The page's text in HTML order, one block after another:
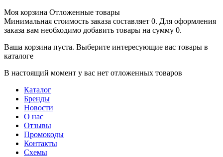
Моя корзина Отложенные товары
Минимальная стоимость заказа составляет 0. Для оформления
заказа вам необходимо добавить товары на сумму 0.
Ваша корзина пуста. Выберите интересующие вас товары в
каталоге
В настоящий момент у вас нет отложенных товаров
Каталог
Бренды
Новости
О нас
Отзывы
Промокоды
Контакты
Схемы